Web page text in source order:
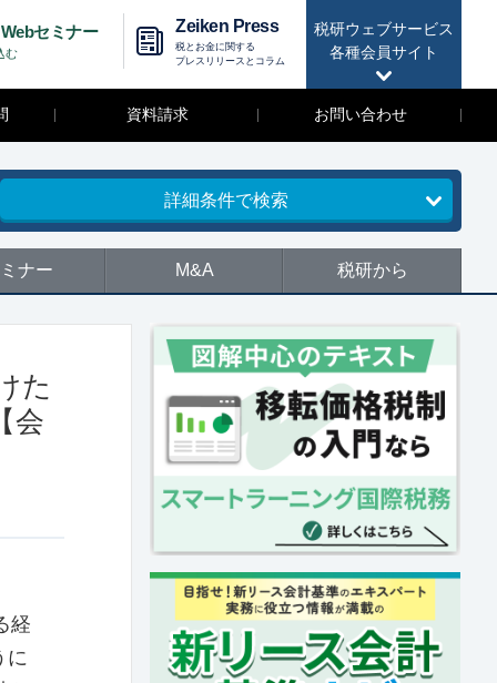
税研ウェブサービス
各種会員サイト
セミナー
む
Zeiken Press
税とお金に関する
プレスリリースとコラム
資料請求 お問い合わせ
詳細条件で検索
ナー M&A 税研から
た
会
経
に